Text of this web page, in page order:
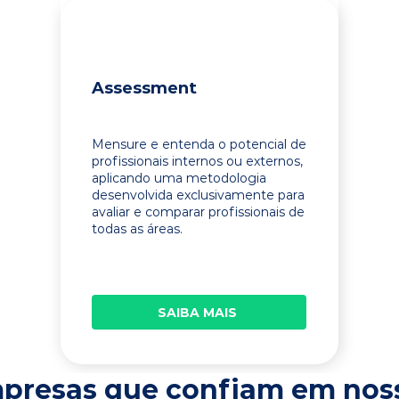
Assessment
Mensure e entenda o potencial de
profissionais internos ou externos,
aplicando uma metodologia
desenvolvida exclusivamente para
avaliar e comparar profissionais de
todas as áreas.
SAIBA MAIS
que confiam em